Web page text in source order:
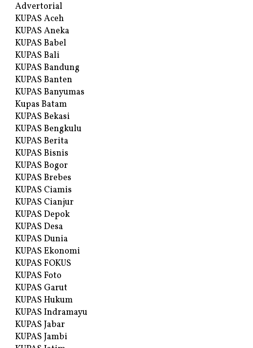
Advertorial
KUPAS Aceh
KUPAS Aneka
KUPAS Babel
KUPAS Bali
KUPAS Bandung
KUPAS Banten
KUPAS Banyumas
Kupas Batam
KUPAS Bekasi
KUPAS Bengkulu
KUPAS Berita
KUPAS Bisnis
KUPAS Bogor
KUPAS Brebes
KUPAS Ciamis
KUPAS Cianjur
KUPAS Depok
KUPAS Desa
KUPAS Dunia
KUPAS Ekonomi
KUPAS FOKUS
KUPAS Foto
KUPAS Garut
KUPAS Hukum
KUPAS Indramayu
KUPAS Jabar
KUPAS Jambi